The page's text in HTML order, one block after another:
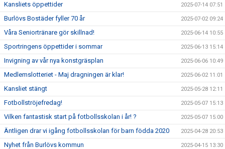
Kansliets öppettider 2025-07-14 07:51
Burlövs Bostäder fyller 70 år 2025-07-02 09:24
Våra Seniortränare gör skillnad! 2025-06-14 10:55
Sportringens öppettider i sommar 2025-06-13 15:14
Invigning av vår nya konstgräsplan 2025-06-06 10:49
Medlemslotteriet - Maj dragningen är klar! 2025-06-02 11:01
Kansliet stängt 2025-05-28 12:11
Fotbollströjefredag! 2025-05-07 15:13
Vilken fantastisk start på fotbollsskolan i år! ? 2025-05-07 15:00
Äntligen drar vi igång fotbollsskolan för barn födda 2020 2025-04-28 20:53
Nyhet från Burlövs kommun 2025-04-15 13:30